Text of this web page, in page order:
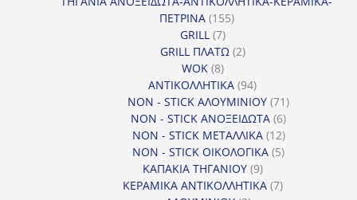
ΠΕΤΡΙΝΑ 155155
GRILL 77
προϊόντα
GRILL ΠΛΑΤΩ 22
WOK 88
προϊόντα
ΑΝΤΙΚΟΛΛΗΤΙΚΑ 9494
προϊόντα
NON - STICK ΑΛΟΥΜΙΝΙΟΥ 7171
προϊόντα
NON - STICK ΑΝΟΞΕΙΔΩΤΑ 66
προϊόντα
NON - STICK ΜΕΤΑΛΛΙΚΑ 1212
προϊόντα
NON - STICK ΟΙΚΟΛΟΓΙΚΑ 55
ΚΑΠΑΚΙΑ ΤΗΓΑΝΙΟΥ 99
προϊόντα
ΚΕΡΑΜΙΚΑ ΑΝΤΙΚΟΛΛΗΤΙΚΑ 77